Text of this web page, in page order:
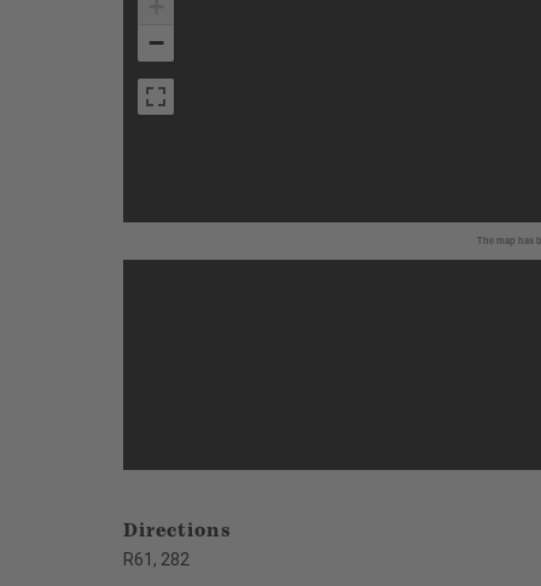
The map has
−
Directions
R61, 282